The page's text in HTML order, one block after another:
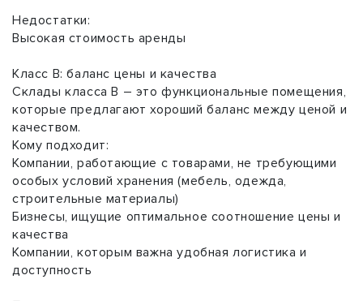
Недостатки:
Высокая стоимость аренды
Класс B: баланс цены и качества
Склады класса B – это функциональные помещения,
которые предлагают хороший баланс между ценой и
качеством.
Кому подходит:
Компании, работающие с товарами, не требующими
особых условий хранения (мебель, одежда,
строительные материалы)
Бизнесы, ищущие оптимальное соотношение цены и
качества
Компании, которым важна удобная логистика и
доступность